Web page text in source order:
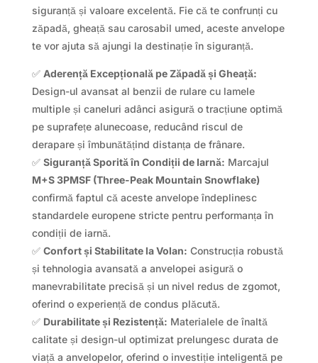
siguranță și valoare excelentă. Fie că te confrunți cu
zăpadă, gheață sau carosabil umed, aceste anvelope
te vor ajuta să ajungi la destinație în siguranță.
✅ Aderență Excepțională pe Zăpadă și Gheață:
Design-ul avansat al benzii de rulare cu lamele
multiple și caneluri adânci asigură o tracțiune optimă
pe suprafețe alunecoase, reducând riscul de
derapare și îmbunătățind distanța de frânare.
✅ Siguranță Sporită în Condiții de Iarnă: Marcajul
M+S 3PMSF (Three-Peak Mountain Snowflake)
confirmă faptul că aceste anvelope îndeplinesc
standardele europene stricte pentru performanța în
condiții de iarnă.
✅ Confort și Stabilitate la Volan: Construcția robustă
și tehnologia avansată a anvelopei asigură o
manevrabilitate precisă și un nivel redus de zgomot,
oferind o experiență de condus plăcută.
✅ Durabilitate și Rezistență: Materialele de înaltă
calitate și design-ul optimizat prelungesc durata de
viață a anvelopelor, oferind o investiție inteligentă pe